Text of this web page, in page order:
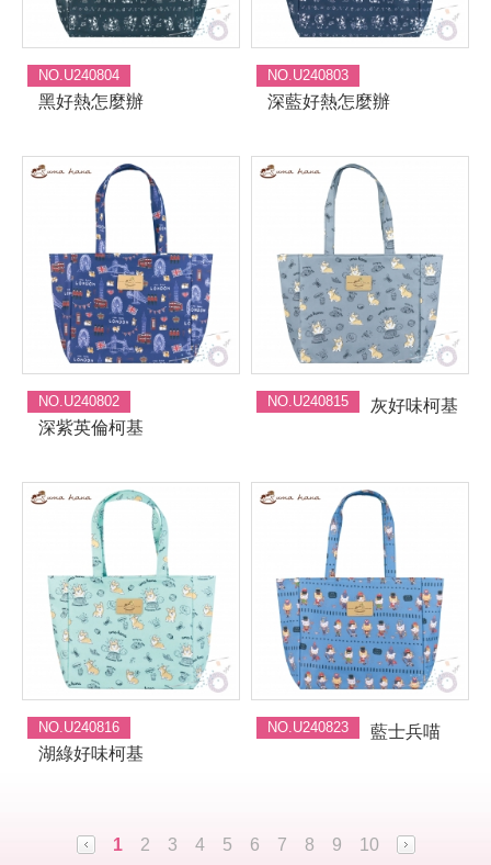
NO.U240804
黑好熱怎麼辦
NO.U240803
深藍好熱怎麼辦
NO.U240802
深紫英倫柯基
NO.U240815 灰好味柯基
NO.U240816
湖綠好味柯基
NO.U240823 藍士兵喵
1 2 3 4 5 6 7 8 9 10